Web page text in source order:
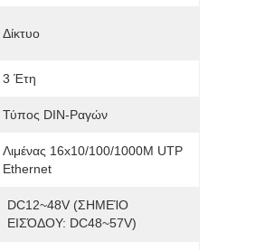
Δίκτυο
3 Έτη
Τύπος DIN-Ραγών
Λιμένας 16x10/100/1000M UTP
Ethernet
DC12~48V (ΣΗΜΕΊΟ
ΕΙΣΌΔΟΥ: DC48~57V)